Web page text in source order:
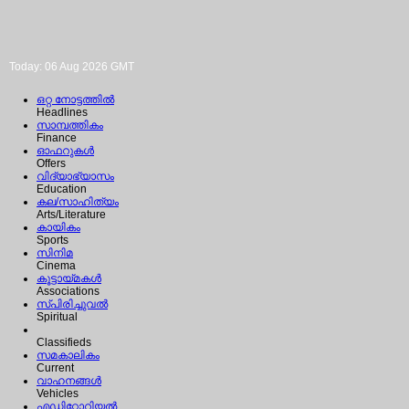
Today: 06 Aug 2026 GMT
ഒറ്റ നോട്ടത്തില്‍
Headlines
സാമ്പത്തികം
Finance
ഓഫറുകള്‍
Offers
വിദ്യാഭ്യാസം
Education
കല/സാഹിത്യം
Arts/Literature
കായികം
Sports
സിനിമ
Cinema
കൂട്ടായ്മകള്‍
Associations
സ്പിരിച്ചുവല്‍
Spiritual
Classifieds
സമകാലികം
Current
വാഹനങ്ങള്‍
Vehicles
എഡിറ്റോറിയല്‍